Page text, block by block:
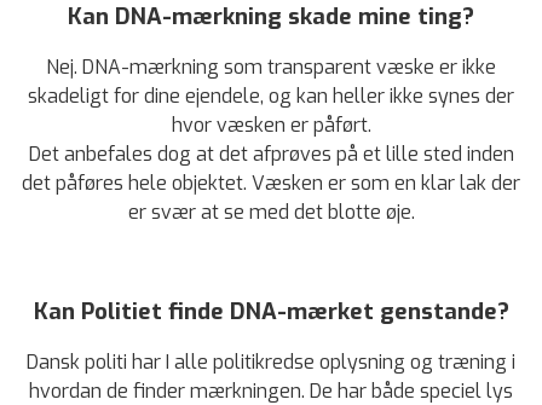
Kan DNA-mærkning skade mine ting?
Nej. DNA-mærkning som transparent væske er ikke
skadeligt for dine ejendele, og kan heller ikke synes der
hvor væsken er påført.
Det anbefales dog at det afprøves på et lille sted inden
det påføres hele objektet. Væsken er som en klar lak der
er svær at se med det blotte øje.
Kan Politiet finde DNA-mærket genstande?
Dansk politi har I alle politikredse oplysning og træning i
hvordan de finder mærkningen. De har både speciel lys